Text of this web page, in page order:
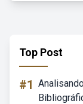
Top Post
#1